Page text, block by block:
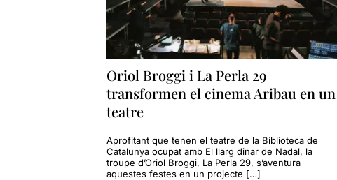
Oriol Broggi i La Perla 29
transformen el cinema Aribau en un
teatre
Aprofitant que tenen el teatre de la Biblioteca de
Catalunya ocupat amb El llarg dinar de Nadal, la
troupe d’Oriol Broggi, La Perla 29, s’aventura
aquestes festes en un projecte […]